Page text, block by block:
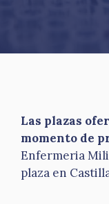
Las plazas
momento de
Enfermeria
plaza en